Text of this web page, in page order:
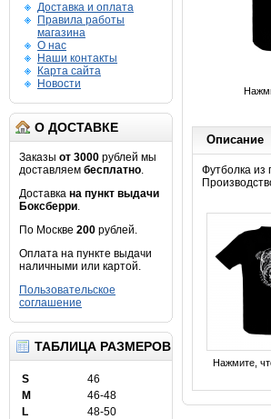
Описание
Футболка из
Нажмите,
Доставка и оплата
Правила работы
магазина
О нас
Наши контакты
Карта сайта
Новости
О ДОСТАВКЕ
Заказы от 3000 рублей мы
доставляем бесплатно.
Доставка на пункт выдачи
Боксберри.
По Москве 200 рублей.
Оплата на пункте выдачи
наличными или картой.
Пользовательское
соглашение
ТАБЛИЦА РАЗМЕРОВ
S
46
M
46-48
L
48-50